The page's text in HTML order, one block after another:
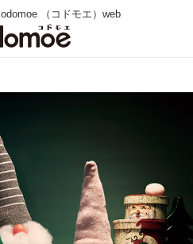
（コドモエ）web